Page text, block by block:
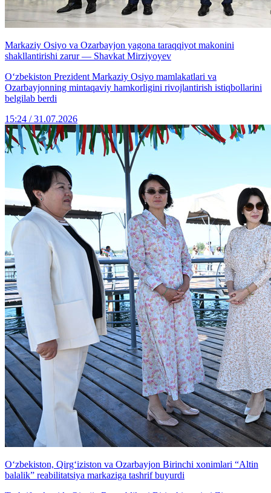
Markaziy Osiyo va Ozarbayjon yagona taraqqiyot makonini
shakllantirishi zarur — Shavkat Mirziyoyev
Oʻzbekiston Prezident Markaziy Osiyo mamlakatlari va
Ozarbayjonning mintaqaviy hamkorligini rivojlantirish istiqbollarini
belgilab berdi
15:24 / 31.07.2026
O‘zbekiston, Qirg‘iziston va Ozarbayjon Birinchi xonimlari “Altin
balalik” reabilitatsiya markaziga tashrif buyurdi